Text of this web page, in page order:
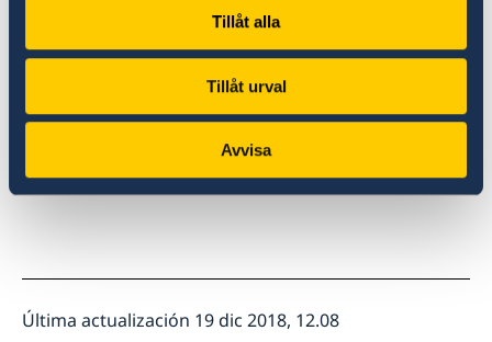
Tillåt alla
Tillåt urval
Avvisa
Última actualización 19 dic 2018, 12.08